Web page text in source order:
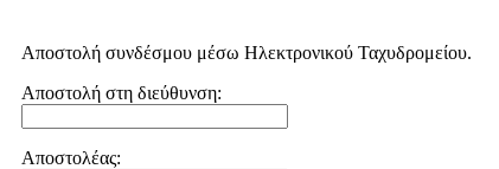
Αποστολή συνδέσμου μέσω Ηλεκτρονικού Ταχυδρομείου.
Αποστολή στη διεύθυνση:
Αποστολέας: